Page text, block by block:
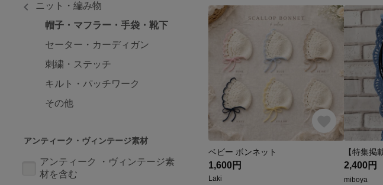
ニット・編み物
帽子・マフラー・手袋・靴下
セーター・カーディガン
刺繍・ステッチ
キルト・パッチワーク
その他
アンティーク・ヴィンテージ素材
アンティーク ・ヴィンテージ素
材を含む
ベビー ボンネット
1,600円
Laki
2,400円
miboya